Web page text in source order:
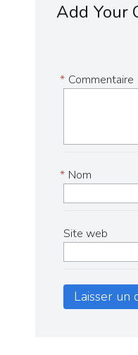
Add Your
Commentaire
*
Nom
*
Site web